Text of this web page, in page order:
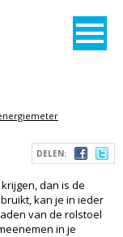
DELEN:
dan is de
kan je in ieder
van de rolstoel
in je